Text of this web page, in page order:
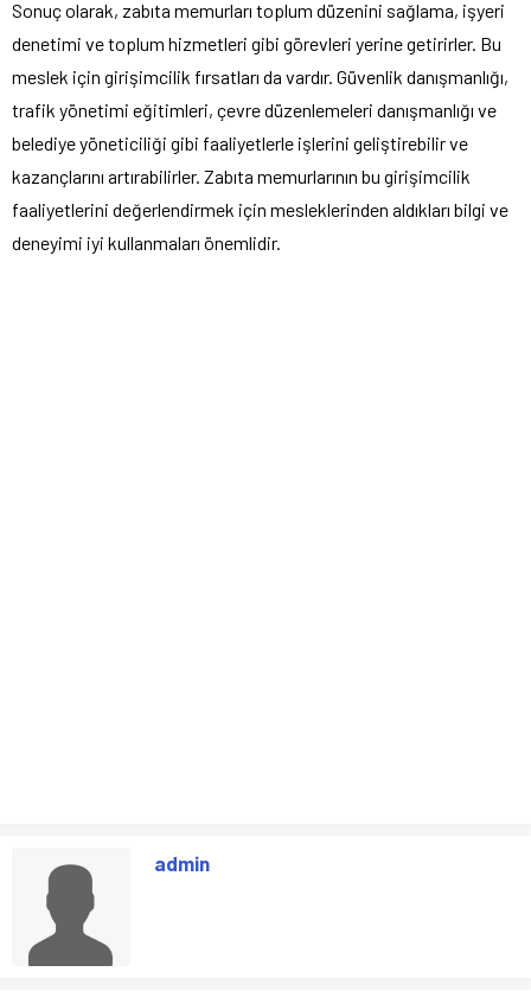
Sonuç olarak, zabıta memurları toplum düzenini sağlama, işyeri
denetimi ve toplum hizmetleri gibi görevleri yerine getirirler. Bu
meslek için girişimcilik fırsatları da vardır. Güvenlik danışmanlığı,
trafik yönetimi eğitimleri, çevre düzenlemeleri danışmanlığı ve
belediye yöneticiliği gibi faaliyetlerle işlerini geliştirebilir ve
kazançlarını artırabilirler. Zabıta memurlarının bu girişimcilik
faaliyetlerini değerlendirmek için mesleklerinden aldıkları bilgi ve
deneyimi iyi kullanmaları önemlidir.
admin